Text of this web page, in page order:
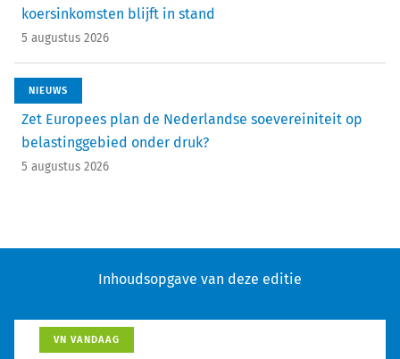
koersinkomsten blijft in stand
5 augustus 2026
NIEUWS
Zet Europees plan de Nederlandse soevereiniteit op
belastinggebied onder druk?
5 augustus 2026
Inhoudsopgave van deze editie
VN VANDAAG